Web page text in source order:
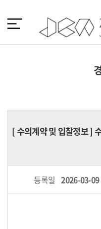
바
가
[수의계약 및 입찰정보]
등록일 2026-03-